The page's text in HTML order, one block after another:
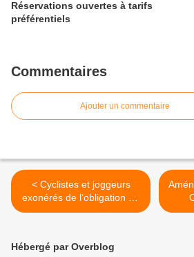
Réservations ouvertes à tarifs
préférentiels
Commentaires
Ajouter un commentaire
< Cyclistes et joggeurs
exonérés de l’obligation du
port du masque à Orléans
Hébergé par Overblog